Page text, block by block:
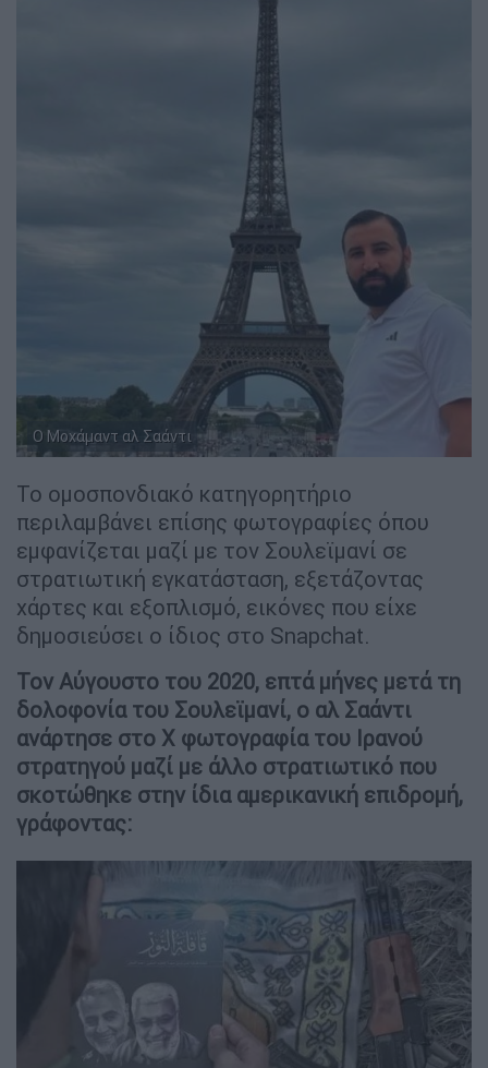
Ο Μοχάμαντ αλ Σαάντι
Το ομοσπονδιακό κατηγορητήριο
περιλαμβάνει επίσης φωτογραφίες όπου
εμφανίζεται μαζί με τον Σουλεϊμανί σε
στρατιωτική εγκατάσταση, εξετάζοντας
χάρτες και εξοπλισμό, εικόνες που είχε
δημοσιεύσει ο ίδιος στο Snapchat.
Τον Αύγουστο του 2020, επτά μήνες μετά τη
δολοφονία του Σουλεϊμανί, ο αλ Σαάντι
ανάρτησε στο X φωτογραφία του Ιρανού
στρατηγού μαζί με άλλο στρατιωτικό που
σκοτώθηκε στην ίδια αμερικανική επιδρομή,
γράφοντας: